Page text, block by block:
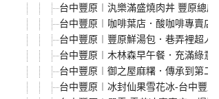
台中豐原︱汍樂滿盛燒肉丼 豐原總
台中豐原︱咖啡葉店．酸咖啡專賣
台中豐原︱豐原鮮湯包．巷弄裡超人
台中豐原︱木林森早午餐．充滿綠
台中豐原︱御之屋麻糬．傳承到第二
台中豐原︱冰封仙果雪花冰-台中豐